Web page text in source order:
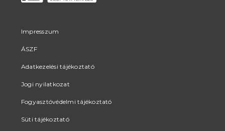
Impresszum
ÁSZF
Adatkezelési tájékoztató
Jogi nyilatkozat
Fogyasztóvédelmi tájékoztató
Süti tájékoztató